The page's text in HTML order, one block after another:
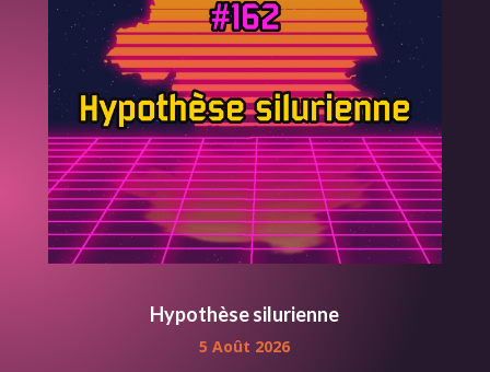
Hypothèse silurienne
5 Août 2026